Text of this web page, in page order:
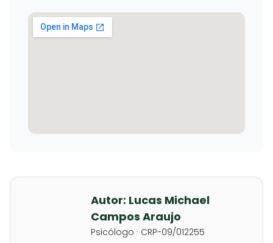
Autor: Lucas Michael
Campos Araujo
Psicólogo · CRP-09/012255